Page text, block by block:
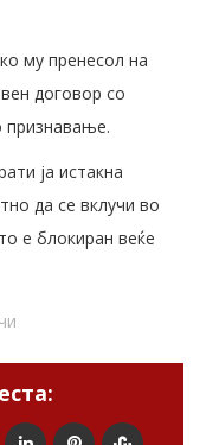
му пренесол на
договор со
признавање.
ја истакна
да се вклучи во
е блокиран веќе